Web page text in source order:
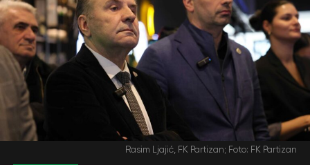
Rasim Ljajić, FK Partizan; Foto: FK Partizan